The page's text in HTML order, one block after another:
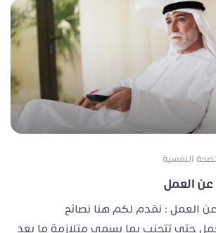
النفسية
عن العمل
العمل : نقدم لكم هنا نصائح
حتى تتجنب بما يسمى متلازمة ما بعد